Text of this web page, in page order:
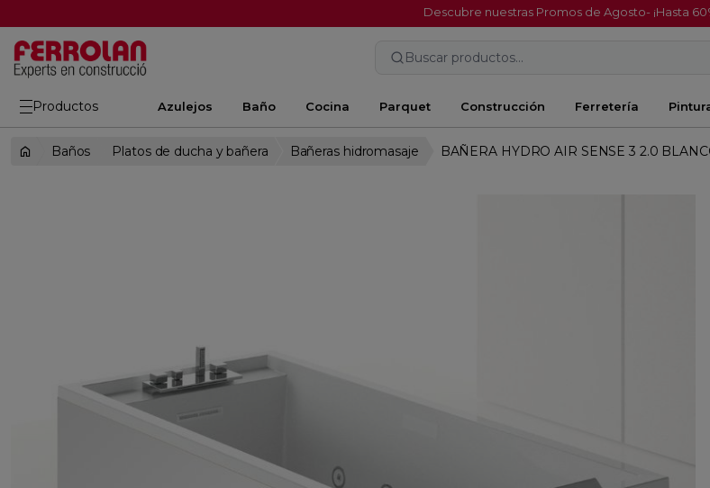
Descubre nuestras Promos de Agosto- ¡Hasta
Buscar productos...
Productos Azulejos Baño Cocina Parquet Construcción Ferretería
Baños Platos de ducha y bañera Bañeras hidromasaje BAÑERA HYDRO AIR SENSE 3 2.0